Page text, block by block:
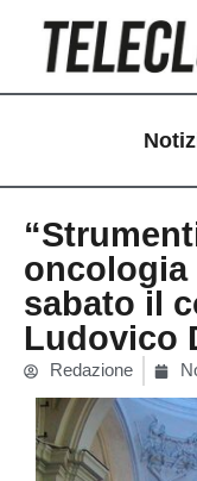
contenuto
oncologia
sabato il
Ludovico
Redazione